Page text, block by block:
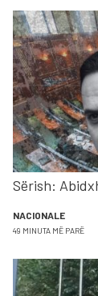
Sërish:
NACIONALE
49 MINUTA MË PARË